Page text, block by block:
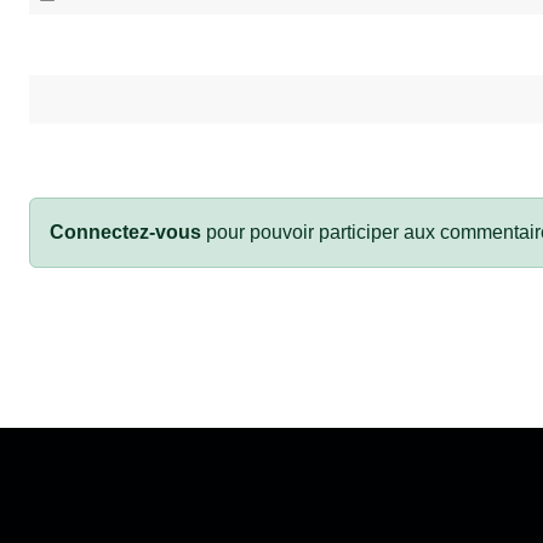
Connectez-vous pour pouvoir participer aux